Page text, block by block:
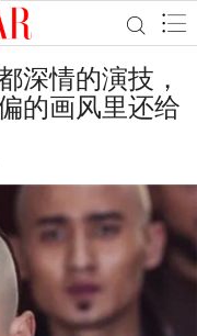
深情的演技，
的画风里还给